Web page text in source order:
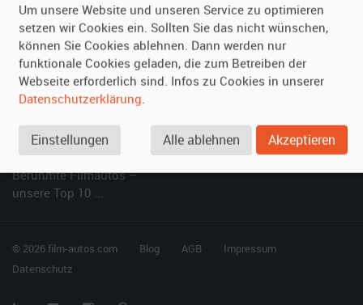
Vermieten
Oldtimer anmelden
Fotos senden
Fragen für Vermieter
Hilfe
Häufige Fragen (FAQ)
So funktioniert's
SPECIAL
Berühmte Filmautos –
unsere Top 10 ...
© 2026 film-autos.com Blog AGB
Impressum
Datenschutz
Um unsere Website und unseren Service zu optimieren
setzen wir Cookies ein. Sollten Sie das nicht wünschen,
können Sie Cookies ablehnen. Dann werden nur
funktionale Cookies geladen, die zum Betreiben der
Webseite erforderlich sind. Infos zu Cookies in unserer
Datenschutzerklärung.
Einstellungen Alle ablehnen Akzeptieren